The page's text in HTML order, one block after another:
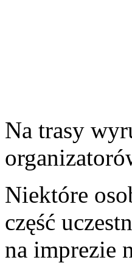
Na trasy
Niektóre
część
na imprezie